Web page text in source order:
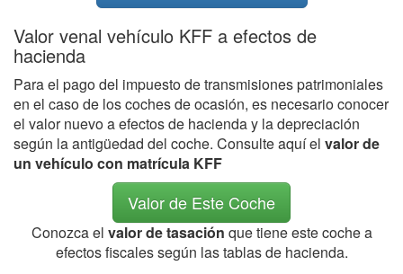
Valor venal vehículo KFF a efectos de
hacienda
Para el pago del impuesto de transmisiones patrimoniales
en el caso de los coches de ocasión, es necesario conocer
el valor nuevo a efectos de hacienda y la depreciación
según la antigüedad del coche. Consulte aquí el valor de
un vehículo con matrícula KFF
Valor de Este Coche
Conozca el valor de tasación que tiene este coche a
efectos fiscales según las tablas de hacienda.